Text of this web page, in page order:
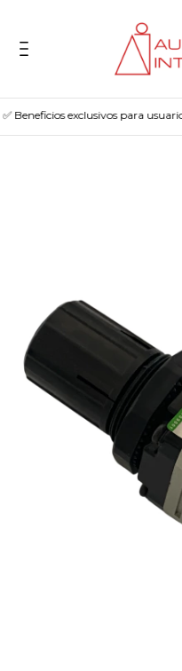
Beneficios exclusivos para usuarios